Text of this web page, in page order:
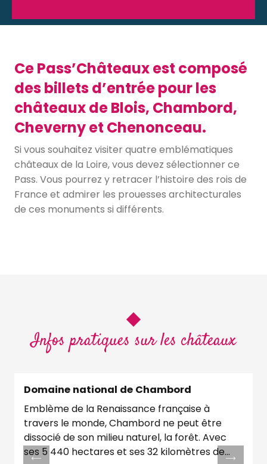
Ce Pass’Châteaux est composé
des billets d’entrée pour les
châteaux de Blois, Chambord,
Cheverny et Chenonceau.
Si vous souhaitez visiter quatre emblématiques
châteaux de la Loire, vous devez sélectionner ce
Pass. Vous pourrez y retracer l’histoire des rois de
France et admirer les prouesses architecturales
de ces monuments si différents.
Infos pratiques sur les châteaux
Domaine national de Chambord
Emblème de la Renaissance française à
travers le monde, Chambord ne peut être
dissocié de son milieu naturel, la forêt. Avec
ses 5 440 hectares et ses 32 kilomètres de